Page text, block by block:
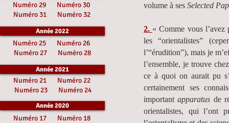
volume à ses Selected
2. « Comme vous
les “orientalistes”
l’“érudition”), mais je
l’ensemble, je trouve
ce à quoi on aurait pu
certainement ses
importantapparatus de
orientalistes, qui l’ont
Numéro 29
Numéro 30
Numéro 31
Numéro 32
Année 2022
Numéro 25
Numéro 26
Numéro 27
Numéro 28
Année 2021
Numéro 21
Numéro 22
Numéro 23
Numéro 24
Année 2020
Numéro 17 Numéro 18